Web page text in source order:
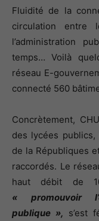
Fluidité de la
circulation entre
l’administration
temps… Voilà
réseau E-
connecté 560
Concrètement,
des lycées
de la Républiques
raccordés. Le
haut débit de
« promouvoir
publique », s’est